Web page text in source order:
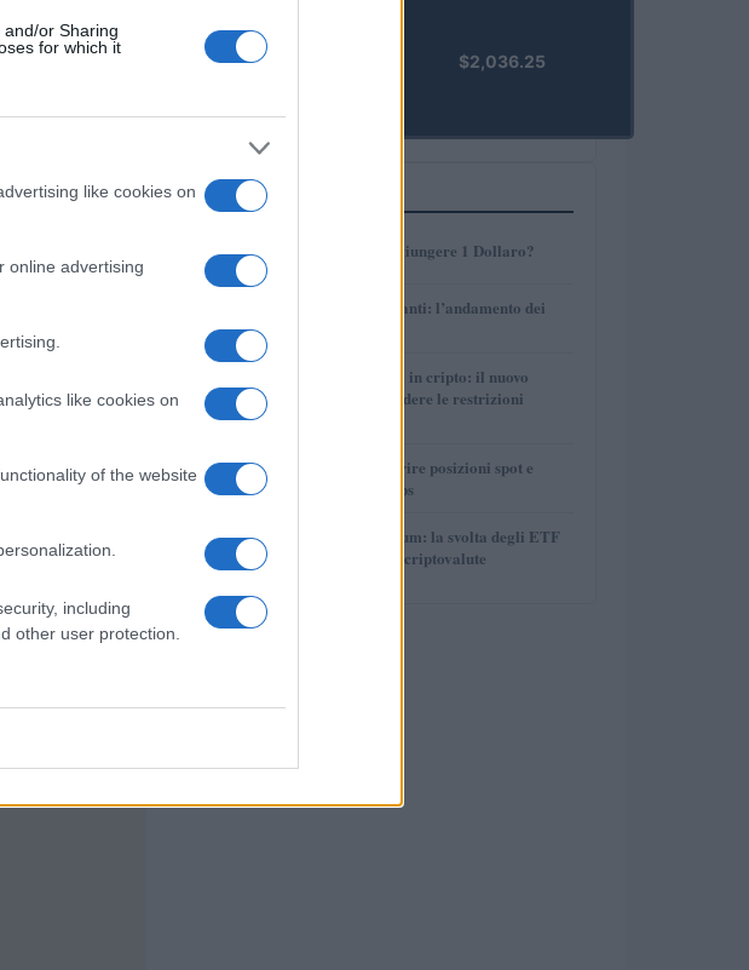
or Sharing
for which it
like cookies on
online advertising
like cookies on
of the website
including
other user protection.
di
dello Stato.
il capitale con
Bitcoin, che lo
sorta di
ogni
PRIME)
$2,036.25
PIÙ LETTI
1 AMP: Potrà Raggiungere 1 Dollaro?
Petrolio e carburanti: l’andamento dei
3
Finanza parallela in cripto: il nuovo
strumento per eludere le restrizioni
4
Strategie per coprire posizioni spot e
volatilità con perps
5
Bitcoin vs Ethereum: la svolta degli ETF
nel mercato delle criptovalute